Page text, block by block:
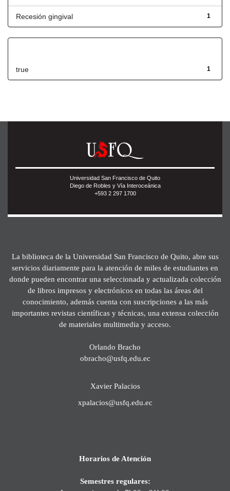
1
Recesión gingival
1
true
Universidad San Francisco de Quito
Diego de Robles y Vía Interoceánica
+593 2 297 1700
La biblioteca de la Universidad San Francisco de Quito, abre sus
servicios diariamente para la atención de miles de estudiantes en
donde pueden encontrar una seleccionada y actualizada colección
de libros impresos y electrónicos en todas las áreas del
conocimiento, además cuenta con suscripciones a las más
importantes revistas científicas y técnicas, una extensa colección
de materiales multimedia y acceso.
Orlando Bracho
obracho@usfq.edu.ec
Xavier Palacios
xpalacios@usfq.edu.ec
Horarios de Atención
Semestres regulares: